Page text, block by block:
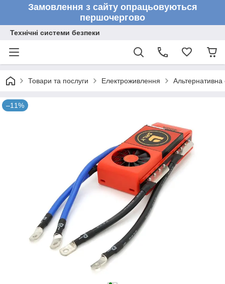
Замовлення з сайту опрацьовуються
першочергово
Технічні системи безпеки
Товари та послуги Електроживлення Альтернативна
–11%